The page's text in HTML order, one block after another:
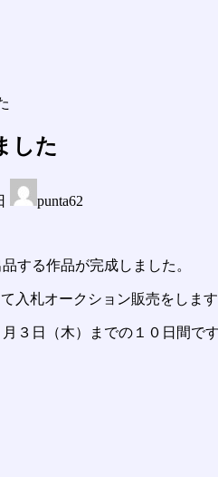
した
punta62
する作品が完成しました。
入札オークション販売をします
３日（木）までの１０日間です